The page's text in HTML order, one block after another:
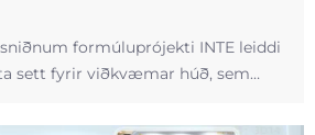
formúluprójekti INTE leiddi
sett fyrir viðkvæmar húð, sem
Centella asiatica er notað sem